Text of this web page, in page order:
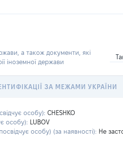
а також документи, які
іноземної держави
ЗА МЕЖАМИ УКРАЇНИ
особу): CHESHKO
особу):
LUBOV
особу) (за наявності): Не